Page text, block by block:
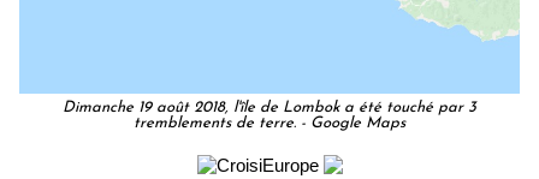
Dimanche 19 août 2018, l'île de Lombok a été touché par 3
tremblements de terre. - Google Maps